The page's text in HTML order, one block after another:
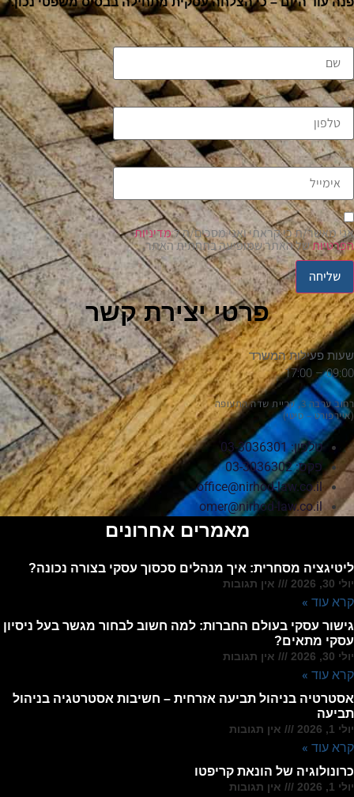
שם
טלפון
אימייל
אני מאשר/ת כי קראתי ואני מסכים/ה למדיניות
הפרטיותשל האתר שמופיעה בתחתית האתר.
שליחה
פרטי יצירת קשר
שעות פעילות המשרד
09:00 – 17:00
רחוב ערבה 3, קריית שדה התעופה
(איירפורט – סיטי)
טלפון: 03-3036301
פקס: 03-3036302
office@nirhod-law.co.il
omer@nirhod-law.co.il
מאמרים אחרונים
ליטיגציה מסחרית: איך מנהלים סכסוך עסקי בצורה נכונה?
יולי 30, 2026 אין תגובות
קרא עוד »
גישור עסקי בעולם החברות: למה חשוב לבחור מגשר בעל ניסיון
עסקי מתאים?
יולי 30, 2026 אין תגובות
קרא עוד »
אסטרטיה בניהול תביעה אזרחית – חשיבות אסטרטגיה בניהול
תביעה
יולי 1, 2026 אין תגובות
קרא עוד »
כרונולוגיה של הונאת קריפטו
יולי 1, 2026 אין תגובות